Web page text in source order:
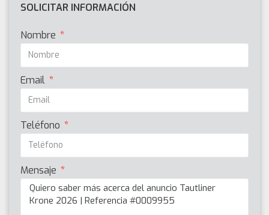
SOLICITAR INFORMACIÓN
Nombre
Email
Teléfono
Mensaje